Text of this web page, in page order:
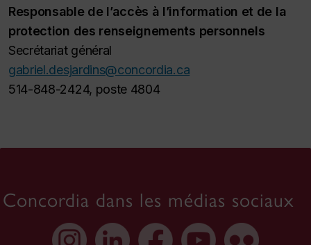
Responsable de l’accès à l’information et de la
protection des renseignements personnels
Secrétariat général
gabriel.desjardins@concordia.ca
514-848-2424, poste 4804
Concordia dans les médias sociaux